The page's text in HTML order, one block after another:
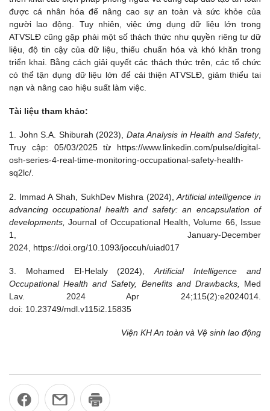
được cá nhân hóa để nâng cao sự an toàn và sức khỏe của
người lao động. Tuy nhiên, việc ứng dụng dữ liệu lớn trong
ATVSLĐ cũng gặp phải một số thách thức như quyền riêng tư dữ
liệu, độ tin cậy của dữ liệu, thiếu chuẩn hóa và khó khăn trong
triển khai. Bằng cách giải quyết các thách thức trên, các tổ chức
có thể tận dụng dữ liệu lớn để cải thiện ATVSLĐ, giảm thiểu tai
nạn và nâng cao hiệu suất làm việc.
Tài liệu tham khảo:
1. John S.A. Shiburah (2023), Data Analysis in Health and Safety,
Truy cập: 05/03/2025 từ https://www.linkedin.com/pulse/digital-
osh-series-4-real-time-monitoring-occupational-safety-health-
sq2lc/.
2. Immad A Shah, SukhDev Mishra (2024), Artificial intelligence in
advancing occupational health and safety: an encapsulation of
developments,Journal of Occupational Health, Volume 66, Issue
1, January-December
2024, https://doi.org/10.1093/joccuh/uiad017
3. Mohamed El-Helaly (2024),Artificial Intelligence and
Occupational Health and Safety, Benefits and Drawbacks,
Med
Lav. 2024 Apr 24;115(2):e2024014.
doi: 10.23749/mdl.v115i2.15835
Viện KH An toàn và Vệ sinh lao động